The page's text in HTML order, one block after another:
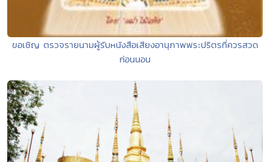
ขอเชิญ ตรวจรายนามผู้รับหนังสือเสียงอานุภาพพระปริตรที่ควรสวด
ก่อนนอน